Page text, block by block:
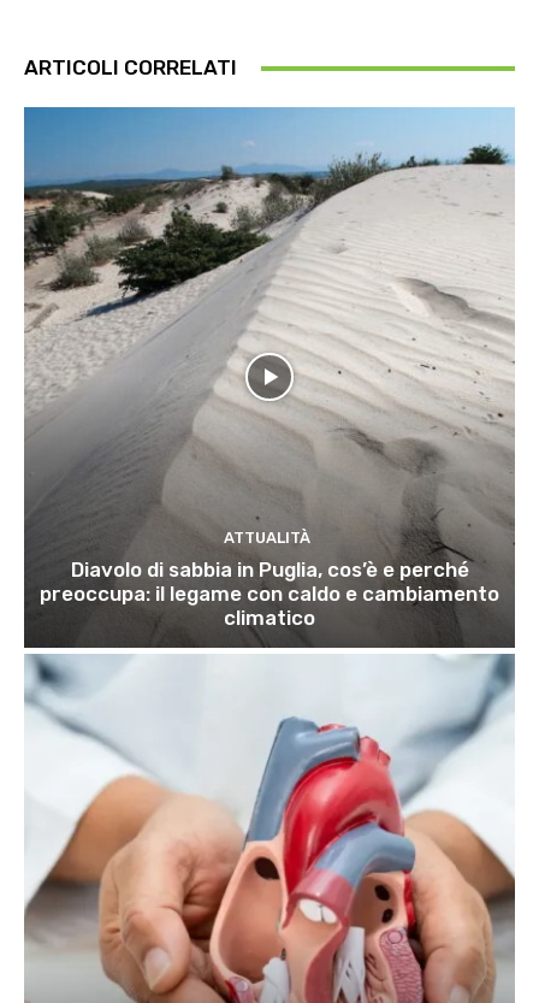
ARTICOLI CORRELATI
ATTUALITÀ
Diavolo di sabbia in Puglia, cos’è e perché
preoccupa: il legame con caldo e cambiamento
climatico